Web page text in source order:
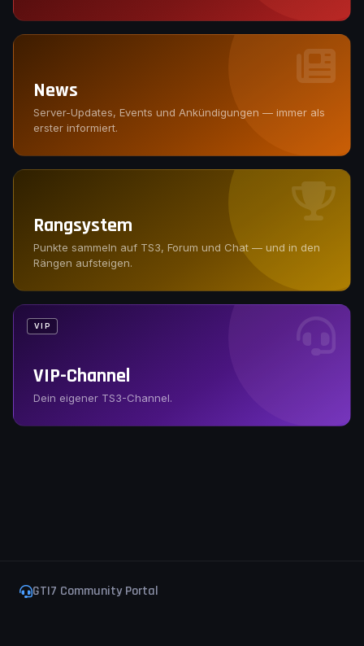
News
Server-Updates, Events und Ankündigungen — immer als
erster informiert.
Rangsystem
Punkte sammeln auf TS3, Forum und Chat — und in den
Rängen aufsteigen.
VIP
VIP-Channel
Dein eigener TS3-Channel.
GTI7 Community Portal